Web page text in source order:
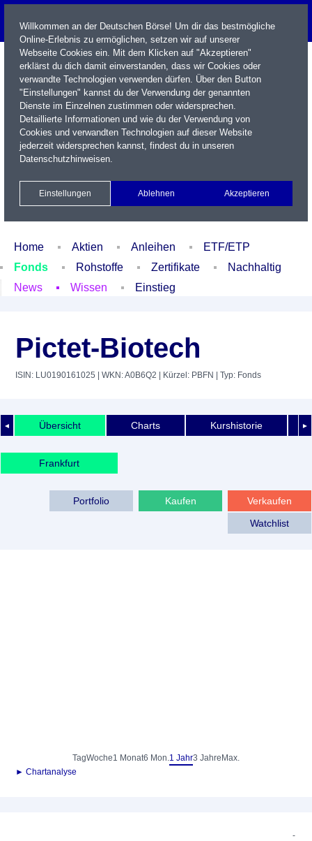
Name / WKN / ISIN / Kürzel
Xetra Realtime
Watchlist Portfolio Login
Home Aktien Anleihen
ETF/ETP
Fonds
Rohstoffe Zertifikate
Nachhaltig
News
Wissen Einstieg
Pictet-Biotech
ISIN: LU0190161025 | WKN: A0B6Q2 | Kürzel: PBFN | Typ: Fonds
◄ ►
Übersicht Charts Kurshistorie
Frankfurt
Verkaufen
Kaufen
Portfolio
Watchlist
TagWoche1 Monat6 Mon.1 Jahr3 Jahre Max.
► Chartanalyse
-
Willkommen an der Deutschen Börse! Um dir das bestmögliche
Online-Erlebnis zu ermöglichen, setzen wir auf unserer
Webseite Cookies ein. Mit dem Klicken auf "Akzeptieren"
erklärst du dich damit einverstanden, dass wir Cookies oder
verwandte Technologien verwenden dürfen. Über den Button
"Einstellungen" kannst du der Verwendung der genannten
Dienste im Einzelnen zustimmen oder widersprechen.
Detaillierte Informationen und wie du der Verwendung von
Cookies und verwandten Technologien auf dieser Website
jederzeit widersprechen kannst, findest du in unseren
Datenschutzhinweisen.
Einstellungen Ablehnen Akzeptieren